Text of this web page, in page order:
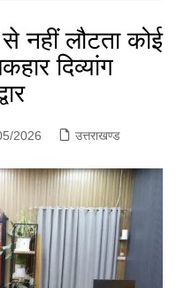
नहीं लौटता कोई
दिव्यांग
2026 उत्तराखण्ड
e